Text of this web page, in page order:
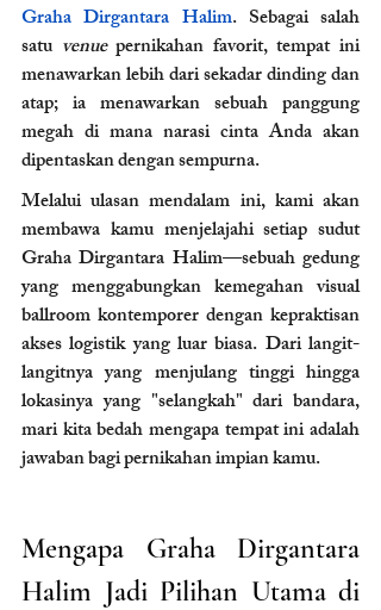
Graha Dirgantara Halim. Sebagai salah
satu venue pernikahan favorit, tempat ini
menawarkan lebih dari sekadar dinding dan
atap; ia menawarkan sebuah panggung
megah di mana narasi cinta Anda akan
dipentaskan dengan sempurna.
Melalui ulasan mendalam ini, kami akan
membawa kamu menjelajahi setiap sudut
Graha Dirgantara Halim—sebuah gedung
yang menggabungkan kemegahan visual
ballroom kontemporer dengan kepraktisan
akses logistik yang luar biasa. Dari langit-
langitnya yang menjulang tinggi hingga
lokasinya yang "selangkah" dari bandara,
mari kita bedah mengapa tempat ini adalah
jawaban bagi pernikahan impian kamu.
Mengapa Graha Dirgantara
Halim Jadi Pilihan Utama di